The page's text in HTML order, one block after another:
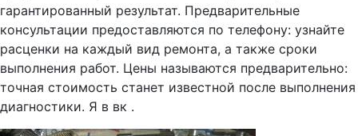
гарантированный результат. Предварительные
консультации предоставляются по телефону: узнайте
расценки на каждый вид ремонта, а также сроки
выполнения работ. Цены называются предварительно:
точная стоимость станет известной после выполнения
диагностики. Я в вк .